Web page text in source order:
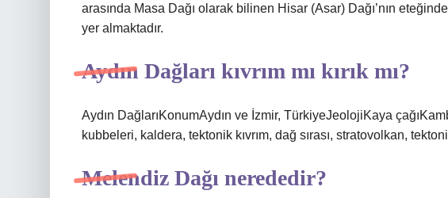
arasında Masa Dağı olarak bilinen Hisar (Asar) Dağı’nın
yer almaktadır.
Aydın Dağları kıvrım mı kırık mı?
Aydın DağlarıKonumAydın ve İzmir, TürkiyeJeolojiKaya
kubbeleri, kaldera, tektonik kıvrım, dağ sırası, stratovolkan,
Melendiz Dağı nerededir?